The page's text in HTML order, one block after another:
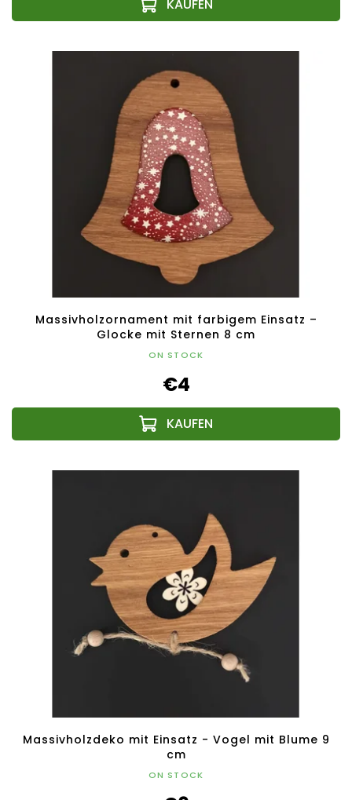
Massivholzornament mit farbigem Einsatz –
Glocke mit Sternen 8 cm
ON STOCK
€4
Massivholzdeko mit Einsatz - Vogel mit Blume 9
cm
ON STOCK